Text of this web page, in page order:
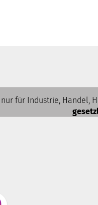
für Industrie, Handel,